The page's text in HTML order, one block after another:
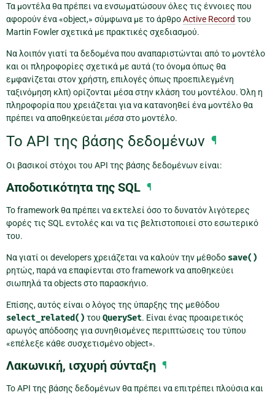
Τα μοντέλα θα πρέπει να ενσωματώσουν όλες τις έννοιες που
αφορούν ένα «object,» σύμφωνα με το άρθροActive Record του
Martin Fowler σχετικά με πρακτικές σχεδιασμού.
Να λοιπόν γιατί τα δεδομένα που αναπαριστώνται από το μοντέλο
και οι πληροφορίες σχετικά με αυτά (το όνομα όπως θα
εμφανίζεται στον χρήστη, επιλογές όπως προεπιλεγμένη
ταξινόμηση κλπ) ορίζονται μέσα στην κλάση του μοντέλου. Όλη η
πληροφορία που χρειάζεται για να κατανοηθεί ένα μοντέλο θα
πρέπει να αποθηκεύεται μέσαστο μοντέλο.
Το API της βάσης δεδομένων ¶
Οι βασικοί στόχοι του API της βάσης δεδομένων είναι:
Αποδοτικότητα της SQL ¶
Το framework θα πρέπει να εκτελεί όσο το δυνατόν λιγότερες
φορές τις SQL εντολές και να τις βελτιστοποιεί στο εσωτερικό
του.
Να γιατί οι developers χρειάζεται να καλούν την μέθοδο save()
ρητώς, παρά να επαφίενται στο framework να αποθηκεύει
σιωπηλά τα objects στο παρασκήνιο.
Επίσης, αυτός είναι ο λόγος της ύπαρξης της μεθόδου
select_related() του QuerySet. Είναι ένας προαιρετικός
αρωγός απόδοσης για συνηθισμένες περιπτώσεις του τύπου
«επέλεξε κάθε συσχετισμένο object».
Λακωνική, ισχυρή σύνταξη ¶
Το API της βάσης δεδομένων θα πρέπει να επιτρέπει πλούσια και